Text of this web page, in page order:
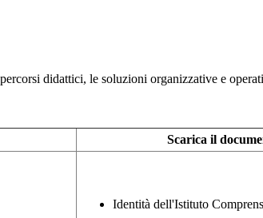
didattici, le soluzioni organizzative e
Scarica il
Identità dell'Istituto